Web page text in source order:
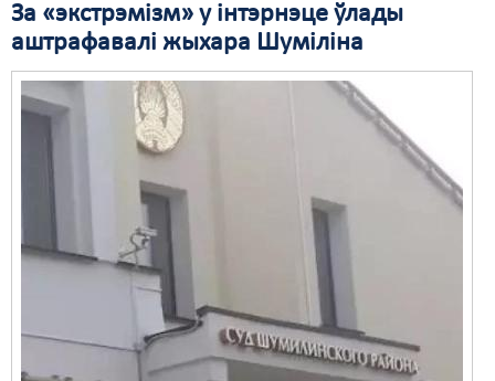
За «экстрэмізм» у інтэрнэце ўлады
аштрафавалі жыхара Шуміліна